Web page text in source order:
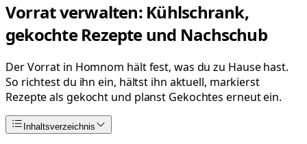
Vorrat verwalten: Kühlschrank,
gekochte Rezepte und Nachschub
Der Vorrat in Homnom hält fest, was du zu Hause hast.
So richtest du ihn ein, hältst ihn aktuell, markierst
Rezepte als gekocht und planst Gekochtes erneut ein.
Inhaltsverzeichnis